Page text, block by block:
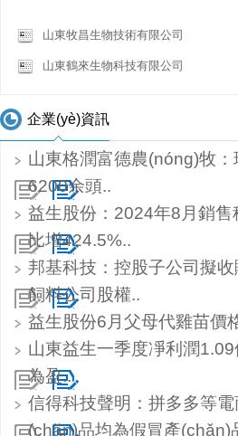
山東牧昌生物技術有限公司
山東鶴來生物科技有限公司
企業(yè)資訊
山東格潤富德農(nóng)牧
6200余頭..
益生股份：2024年8月銷售
比增424.5%..
邦基科技：控股子公司擬
飼料公司股權..
益生股份6月父母代雞苗價
山東益生一季度凈利潤1.09
為盈..
信得科技聲明：拼多多等
(chǎn)品均為假冒產(chǎn)